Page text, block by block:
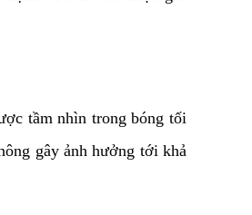
tầm nhìn trong bóng tối
gây ảnh hưởng tới khả